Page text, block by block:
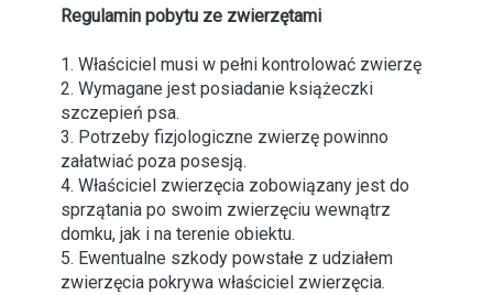
Regulamin pobytu ze zwierzętami
1. Właściciel musi w pełni kontrolować zwierzę
2. Wymagane jest posiadanie książeczki
szczepień psa.
3. Potrzeby fizjologiczne zwierzę powinno
załatwiać poza posesją.
4. Właściciel zwierzęcia zobowiązany jest do
sprzątania po swoim zwierzęciu wewnątrz
domku, jak i na terenie obiektu.
5. Ewentualne szkody powstałe z udziałem
zwierzęcia pokrywa właściciel zwierzęcia.